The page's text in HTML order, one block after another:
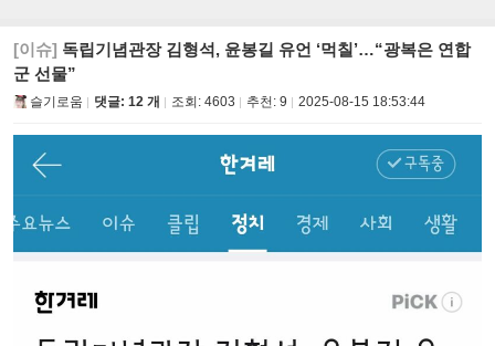
[이슈] 독립기념관장 김형석, 윤봉길 유언 ‘먹칠’…“광복은 연합
군 선물”
슬기로움 댓글: 12 개 조회: 4603 추천: 9 2025-08-15 18:53:44